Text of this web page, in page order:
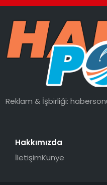
Reklam & İşbirliği:
Hakkımızda
İletişimKünye